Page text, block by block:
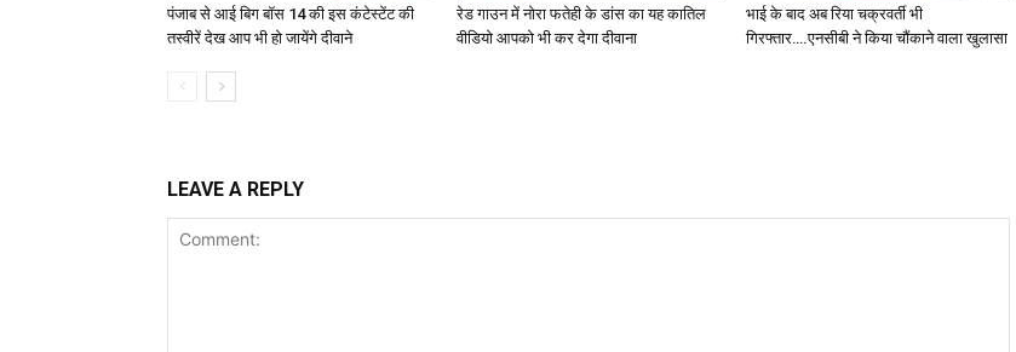
पंजाब से आई बिग बॉस 14 की इस कंटेस्टेंट की
तस्वीरें देख आप भी हो जायेंगे दीवाने
रेड गाउन में नोरा फतेही के डांस का यह कातिल
वीडियो आपको भी कर देगा दीवाना
भाई के बाद अब रिया चक्रवर्ती भी
गिरफ्तार….एनसीबी ने किया चौंकाने वाला खुलासा
LEAVE A REPLY